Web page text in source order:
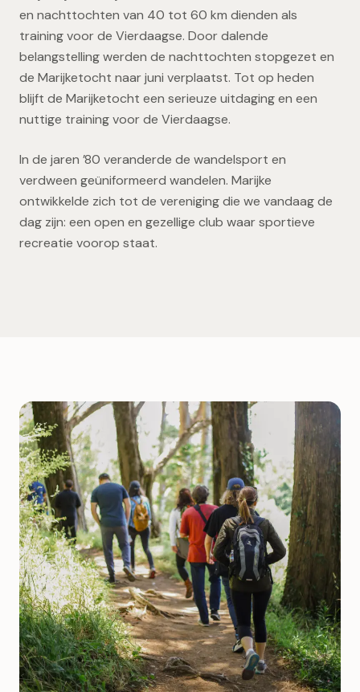
en nachttochten van 40 tot 60 km dienden als
training voor de Vierdaagse. Door dalende
belangstelling werden de nachttochten stopgezet en
de Marijketocht naar juni verplaatst. Tot op heden
blijft de Marijketocht een serieuze uitdaging en een
nuttige training voor de Vierdaagse.
In de jaren ’80 veranderde de wandelsport en
verdween geüniformeerd wandelen. Marijke
ontwikkelde zich tot de vereniging die we vandaag de
dag zijn: een open en gezellige club waar sportieve
recreatie voorop staat.